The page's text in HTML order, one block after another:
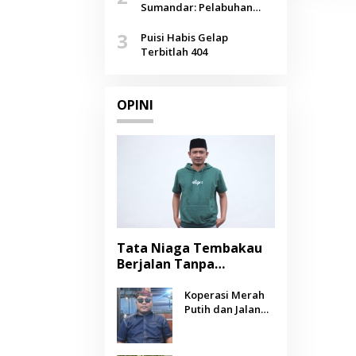
Agustus
Sumandar: Pelabuhan
Selendang Benang Merah
Lombang
3
Puisi Habis Gelap
Terbitlah 404
OPINI
Tata Niaga Tembakau
Berjalan Tanpa
Negara Berpihak
kepada Petani?
Koperasi Merah
Putih dan Jalan